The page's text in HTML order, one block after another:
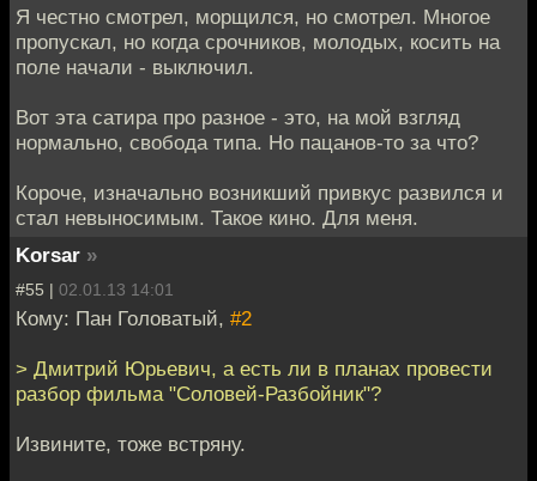
Я честно смотрел, морщился, но смотрел. Многое
пропускал, но когда срочников, молодых, косить на
поле начали - выключил.
Вот эта сатира про разное - это, на мой взгляд
нормально, свобода типа. Но пацанов-то за что?
Короче, изначально возникший привкус развился и
стал невыносимым. Такое кино. Для меня.
Korsar »
#55 | 02.01.13 14:01
Кому: Пан Головатый, #2
> Дмитрий Юрьевич, а есть ли в планах провести
разбор фильма "Соловей-Разбойник"?
Извините, тоже встряну.